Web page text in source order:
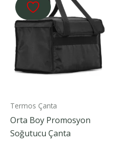
Termos Çanta
Orta Boy Promosyon
Soğutucu Çanta